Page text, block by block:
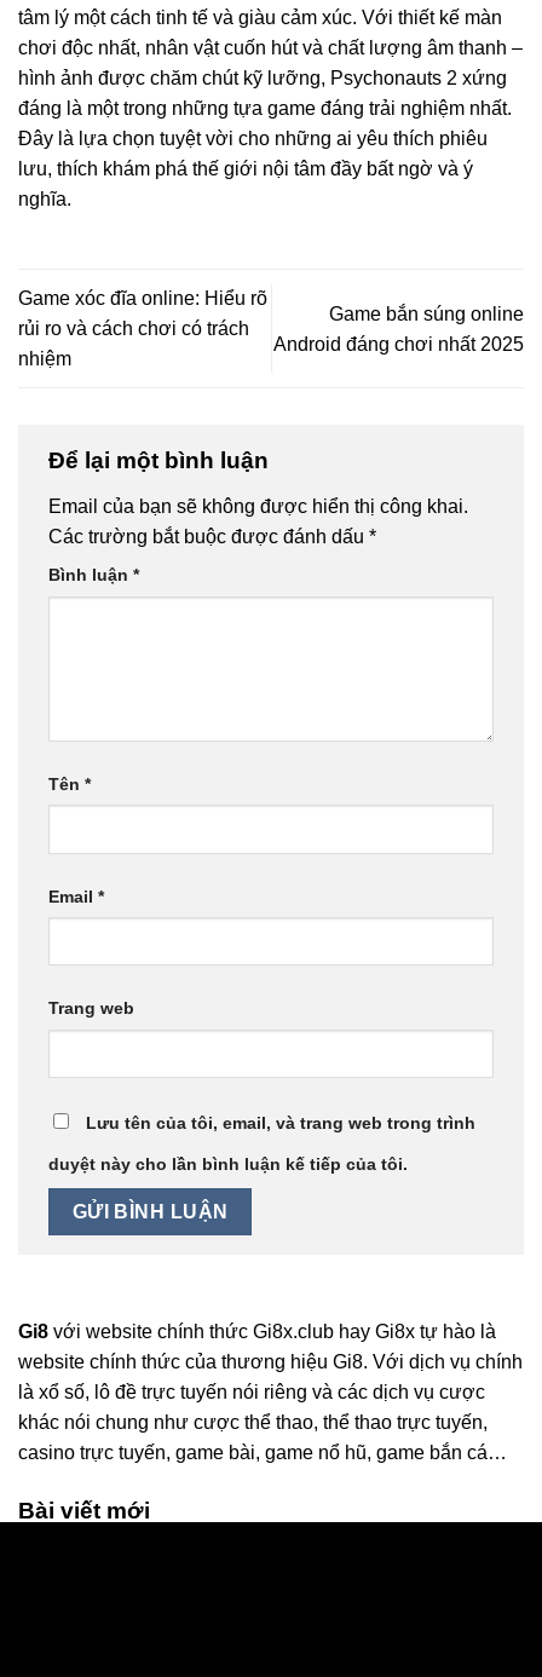
tâm lý một cách tinh tế và giàu cảm xúc. Với thiết kế màn
chơi độc nhất, nhân vật cuốn hút và chất lượng âm thanh –
hình ảnh được chăm chút kỹ lưỡng, Psychonauts 2 xứng
đáng là một trong những tựa game đáng trải nghiệm nhất.
Đây là lựa chọn tuyệt vời cho những ai yêu thích phiêu
lưu, thích khám phá thế giới nội tâm đầy bất ngờ và ý
nghĩa.
Game xóc đĩa online: Hiểu rõ
rủi ro và cách chơi có trách
nhiệm
Game bắn súng online
Android đáng chơi nhất 2025
Để lại một bình luận
Email của bạn sẽ không được hiển thị công khai.
Các trường bắt buộc được đánh dấu *
Bình luận *
Tên *
Email *
Trang web
Lưu tên của tôi, email, và trang web trong trình
duyệt này cho lần bình luận kế tiếp của tôi.
Gi8 với website chính thức Gi8x.club hay Gi8x tự hào là
website chính thức của thương hiệu Gi8. Với dịch vụ chính
là xổ số, lô đề trực tuyến nói riêng và các dịch vụ cược
khác nói chung như cược thể thao, thể thao trực tuyến,
casino trực tuyến, game bài, game nổ hũ, game bắn cá…
Bài viết mới